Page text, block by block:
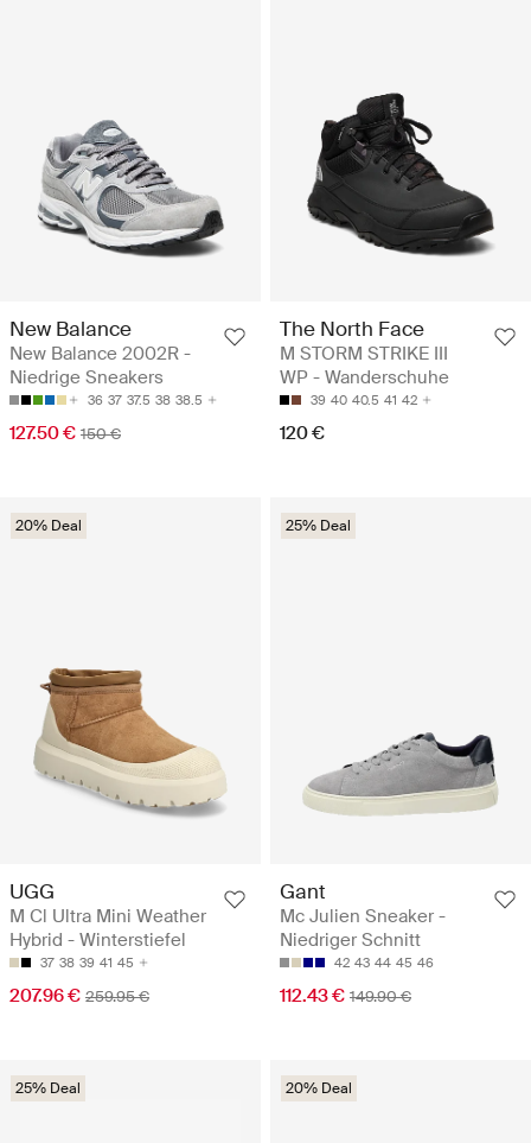
New Balance
New Balance 2002R -
Niedrige Sneakers
36 37 37.5 38 38.5
127.50 € 150 €
The North Face
M STORM STRIKE III
WP - Wanderschuhe
39 40 40.5 41 42
120 €
20% Deal
UGG
M Cl Ultra Mini Weather
Hybrid - Winterstiefel
37 38 39 41 45
207.96 € 259.95 €
25% Deal
Gant
Mc Julien Sneaker -
Niedriger Schnitt
42 43 44 45 46
112.43 € 149.90 €
25% Deal 20% Deal